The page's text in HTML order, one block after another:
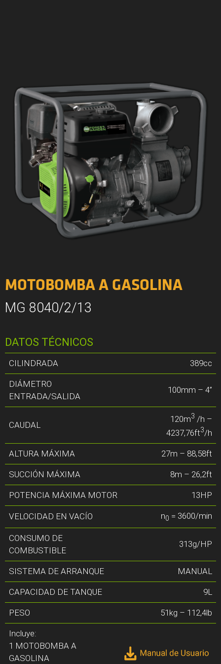
MOTOBOMBA A GASOLINA
MG 8040/2/13
DATOS TÉCNICOS
CILINDRADA 389cc
DIÁMETRO
ENTRADA/SALIDA
100mm – 4”
CAUDAL
120m3 /h –
4237,76ft3/h
ALTURA MÁXIMA 27m – 88,58ft
SUCCIÓN MÁXIMA 8m – 26,2ft
POTENCIA MÁXIMA MOTOR 13HP
VELOCIDAD EN VACÍO n0 = 3600/min
CONSUMO DE
COMBUSTIBLE
313g/HP
SISTEMA DE ARRANQUE MANUAL
CAPACIDAD DE TANQUE 9L
PESO 51kg – 112,4lb
Incluye:
1 MOTOBOMBA A
GASOLINA